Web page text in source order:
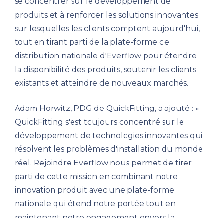
produits et à renforcer les solutions innovantes
sur lesquelles les clients comptent aujourd'hui,
tout en tirant parti de la plate-forme de
distribution nationale d'Everflow pour étendre
la disponibilité des produits, soutenir les clients
existants et atteindre de nouveaux marchés.
Adam Horwitz, PDG de QuickFitting, a ajouté : «
QuickFitting s'est toujours concentré sur le
développement de technologies innovantes qui
résolvent les problèmes d'installation du monde
réel. Rejoindre Everflow nous permet de tirer
parti de cette mission en combinant notre
innovation produit avec une plate-forme
nationale qui étend notre portée tout en